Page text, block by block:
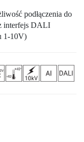
podłączenia do
interfejs DALI
1-10V)